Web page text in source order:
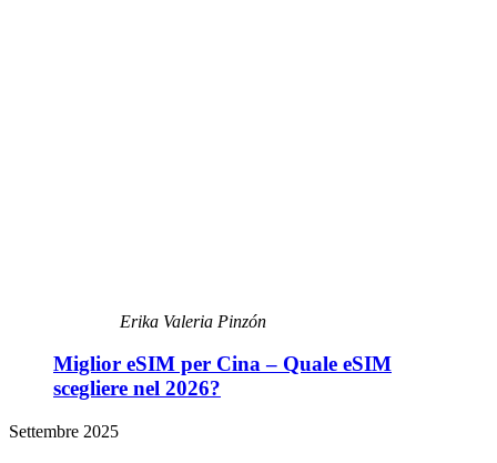
Erika Valeria Pinzón
Miglior eSIM per Cina – Quale eSIM
scegliere nel 2026?
Settembre 2025